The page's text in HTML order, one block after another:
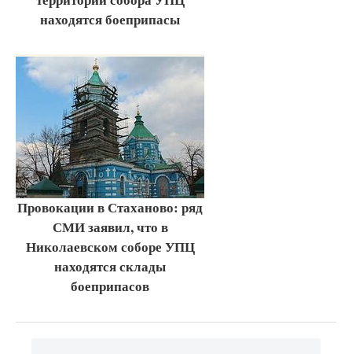
находятся боеприпасы
Провокации в Стаханово: ряд
СМИ заявил, что в
Николаевском соборе УПЦ
находятся склады
боеприпасов